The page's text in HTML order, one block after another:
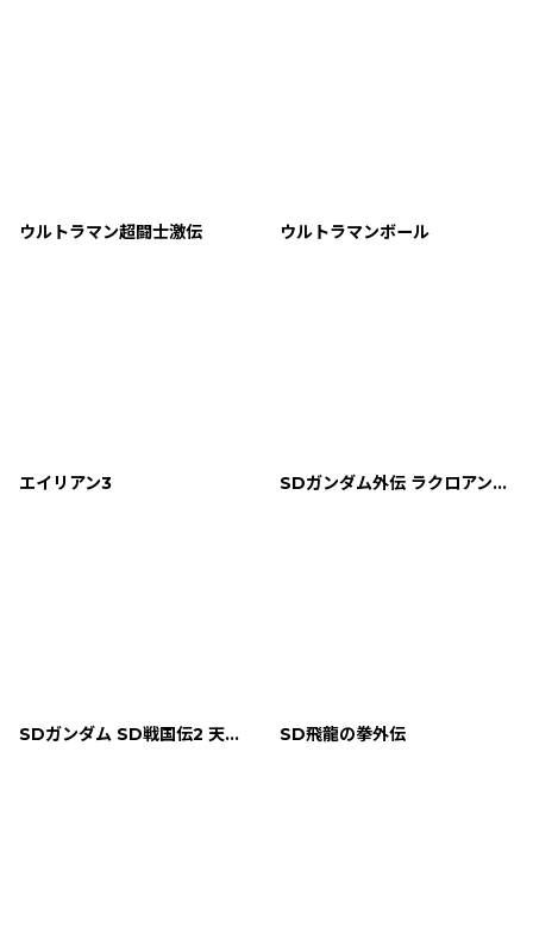
ウルトラマン超闘士激伝 ウルトラマンボール
エイリアン3 SDガンダム外伝 ラクロアンヒーローズ
SDガンダム SD戦国伝2 天下統一編 SD飛龍の拳外伝